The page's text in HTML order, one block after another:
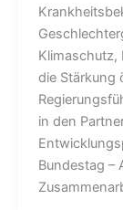
Klimaschutz,
die Stärkung
in den
Bundestag –